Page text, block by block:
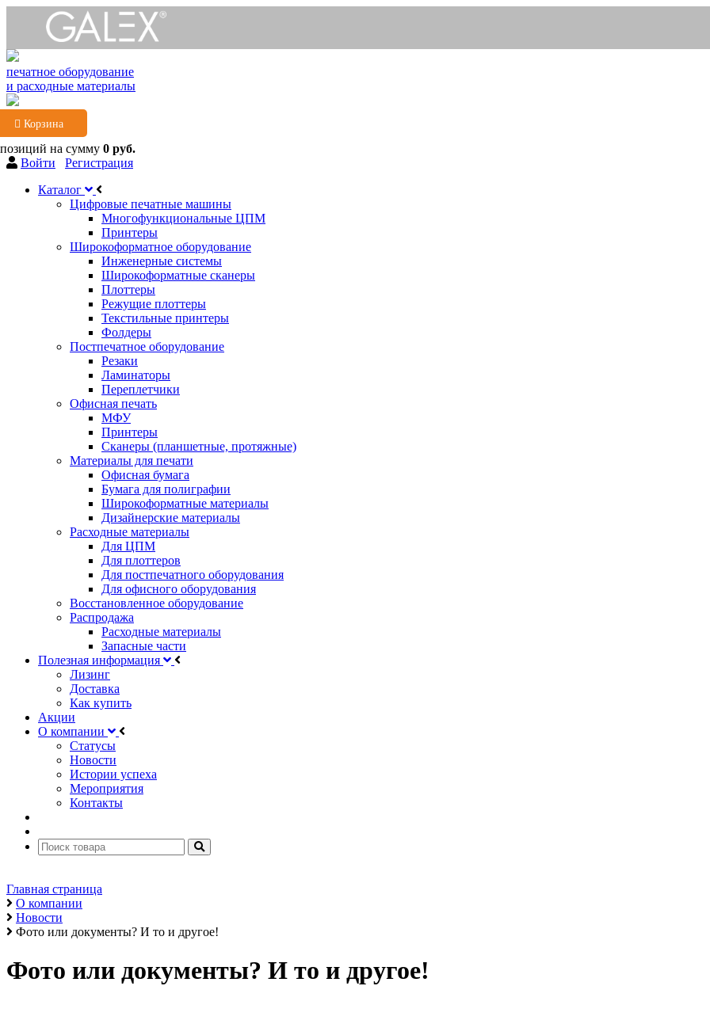
печатное оборудование
и расходные материалы
Корзина
на сумму 0 руб.
Войти
Регистрация
Каталог
Цифровые печатные машины
Многофункциональные ЦПМ
Принтеры
Широкоформатное оборудование
Инженерные системы
Широкоформатные сканеры
Плоттеры
Режущие плоттеры
Текстильные принтеры
Фолдеры
Постпечатное оборудование
Резаки
Ламинаторы
Переплетчики
Офисная печать
МФУ
Принтеры
Сканеры (планшетные, протяжные)
Материалы для печати
Офисная бумага
Бумага для полиграфии
Широкоформатные материалы
Дизайнерские материалы
Расходные материалы
Для ЦПМ
Для плоттеров
Для постпечатного оборудования
Для офисного оборудования
Восстановленное оборудование
Распродажа
Расходные материалы
Запасные части
Полезная информация
Лизинг
Доставка
Как купить
Акции
О компании
Статусы
Новости
Истории успеха
Мероприятия
Контакты
Главная страница
О компании
Новости
Фото или документы? И то и другое!
Фото или документы? И то и другое!